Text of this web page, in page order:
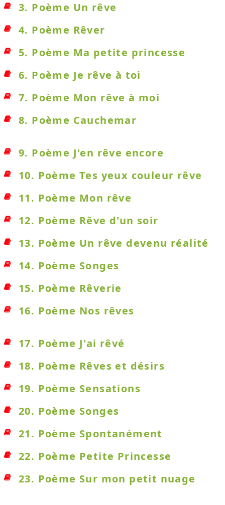
3. Poème Un rêve
4. Poème Rêver
5. Poème Ma petite princesse
6. Poème Je rêve à toi
7. Poème Mon rêve à moi
8. Poème Cauchemar
9. Poème J'en rêve encore
10. Poème Tes yeux couleur rêve
11. Poème Mon rêve
12. Poème Rêve d'un soir
13. Poème Un rêve devenu réalité
14. Poème Songes
15. Poème Rêverie
16. Poème Nos rêves
17. Poème J'ai rêvé
18. Poème Rêves et désirs
19. Poème Sensations
20. Poème Songes
21. Poème Spontanément
22. Poème Petite Princesse
23. Poème Sur mon petit nuage